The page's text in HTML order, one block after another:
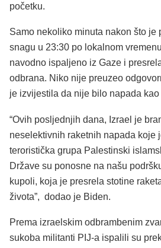
početku.
Samo nekoliko minuta nakon što je
snagu u 23:30 po lokalnom
navodno ispaljeno iz Gaze i
odbrana. Niko nije preuzeo
je izvijestila da nije bilo napada kao
“Ovih posljednjih dana, Izrael je
neselektivnih raketnih napada koje
teroristička grupa Palestinski
Države su ponosne na našu
kupoli, koja je presrela stotine
života”, dodao je Biden.
Prema izraelskim odbrambenim
sukoba militanti PIJ-a ispalili su